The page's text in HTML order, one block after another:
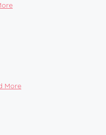
More